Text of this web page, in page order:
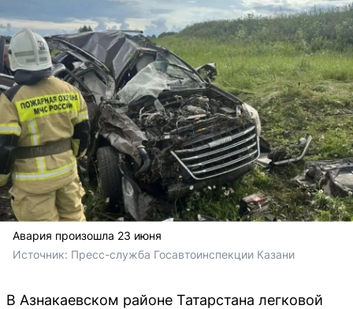
Авария произошла 23 июня
Источник: Пресс-служба Госавтоинспекции Казани
В Азнакаевском районе Татарстана легковой